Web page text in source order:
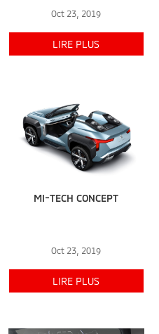
Oct 23, 2019
LIRE PLUS
MI-TECH CONCEPT
Oct 23, 2019
LIRE PLUS